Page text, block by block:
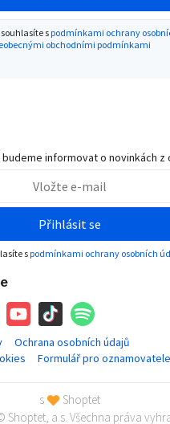
spodmínkami ochrany
obchodními podmínkami
budeme informovat o novinkách z
Přihlásit se
spodmínkami ochrany osobních
Ochrana osobních údajů
Formulář pro oznamovatele
s
Shoptet
Shoptet, a.s. Všechna práva